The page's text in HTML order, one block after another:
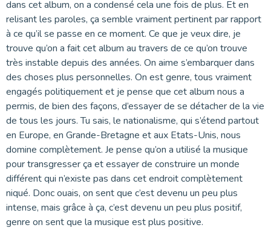
dans cet album, on a condensé cela une fois de plus. Et en
relisant les paroles, ça semble vraiment pertinent par rapport
à ce qu’il se passe en ce moment. Ce que je veux dire, je
trouve qu’on a fait cet album au travers de ce qu’on trouve
très instable depuis des années. On aime s’embarquer dans
des choses plus personnelles. On est genre, tous vraiment
engagés politiquement et je pense que cet album nous a
permis, de bien des façons, d’essayer de se détacher de la vie
de tous les jours. Tu sais, le nationalisme, qui s’étend partout
en Europe, en Grande-Bretagne et aux Etats-Unis, nous
domine complètement. Je pense qu’on a utilisé la musique
pour transgresser ça et essayer de construire un monde
différent qui n’existe pas dans cet endroit complètement
niqué. Donc ouais, on sent que c’est devenu un peu plus
intense, mais grâce à ça, c’est devenu un peu plus positif,
genre on sent que la musique est plus positive.